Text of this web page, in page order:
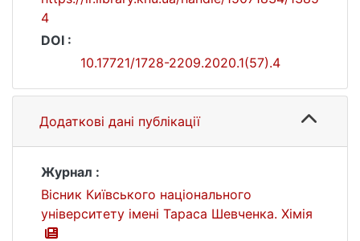
4
DOI :
10.17721/1728-2209.2020.1(57).4
Додаткові дані публікації
Журнал :
Вісник Київського національного
університету імені Тараса Шевченка. Хімія